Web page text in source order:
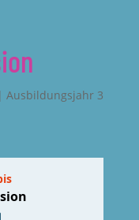
| Ausbildungsjahr 3